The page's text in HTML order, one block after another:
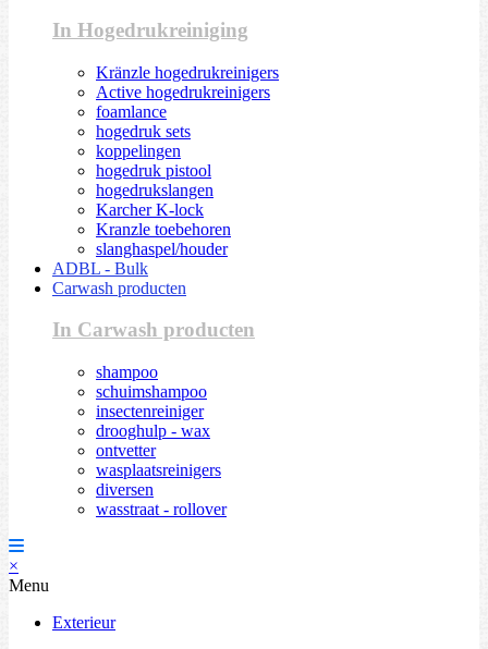
In Hogedrukreiniging
Kränzle hogedrukreinigers
Active hogedrukreinigers
foamlance
hogedruk sets
koppelingen
hogedruk pistool
hogedrukslangen
Karcher K-lock
Kranzle toebehoren
slanghaspel/houder
ADBL - Bulk
Carwash producten
In Carwash producten
shampoo
schuimshampoo
insectenreiniger
drooghulp - wax
ontvetter
wasplaatsreinigers
diversen
wasstraat - rollover
×
Menu
Exterieur